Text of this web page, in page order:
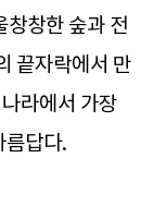
창한 숲과 전
끝자락에서 만
라에서 가장
름답다.